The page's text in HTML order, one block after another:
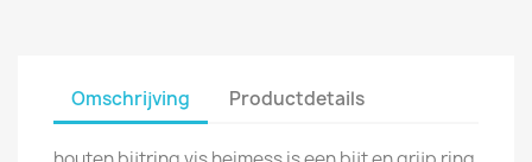
Omschrijving Productdetails